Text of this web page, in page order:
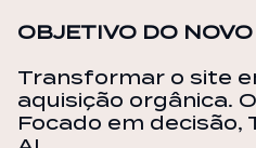
OBJETIVO DO
Transformar o site
aquisição orgânica.
Focado em decisão,